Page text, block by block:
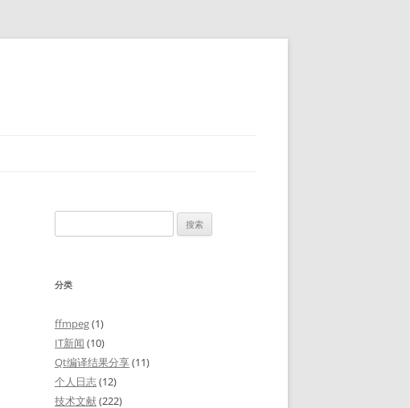
索：
分类
ffmpeg(1)
IT新闻 (10)
Qt编译结果分享(11)
个人日志(12)
技术文献(222)